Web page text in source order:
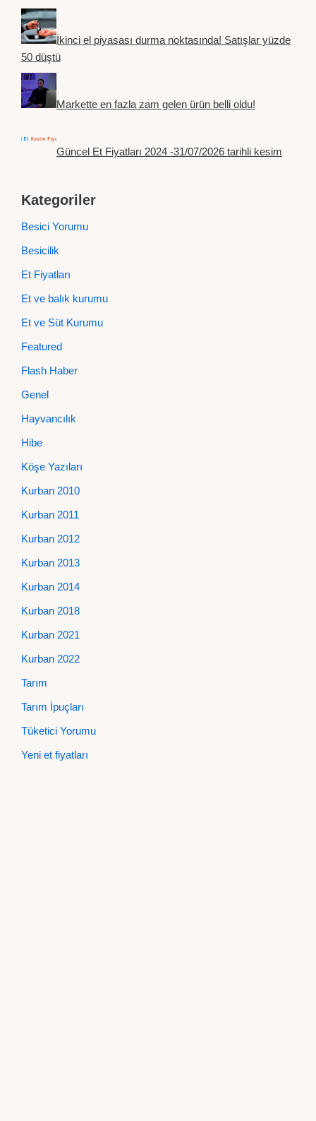
İkinci el piyasası durma noktasında! Satışlar yüzde
50 düştü
Markette en fazla zam gelen ürün belli oldu!
Güncel Et Fiyatları 2024 -31/07/2026 tarihli kesim
Kategoriler
Besici Yorumu
Besicilik
Et Fiyatları
Et ve balık kurumu
Et ve Süt Kurumu
Featured
Flash Haber
Genel
Hayvancılık
Hibe
Köşe Yazıları
Kurban 2010
Kurban 2011
Kurban 2012
Kurban 2013
Kurban 2014
Kurban 2018
Kurban 2021
Kurban 2022
Tarım
Tarım İpuçları
Tüketici Yorumu
Yeni et fiyatları